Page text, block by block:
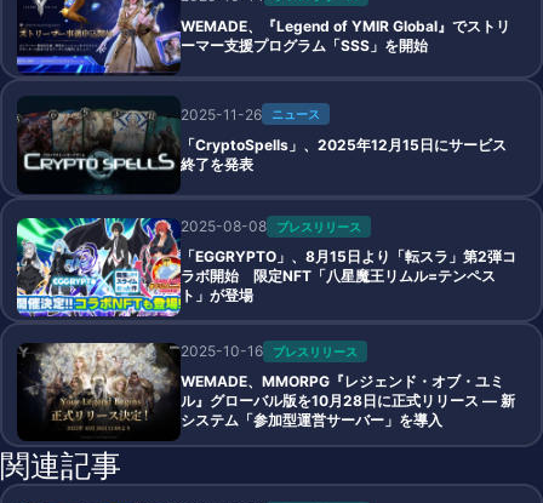
WEMADE、『Legend of YMIR Global』でストリ
ーマー支援プログラム「SSS」を開始
2025-11-26 ニュース
「CryptoSpells」、2025年12月15日にサービス
終了を発表
2025-08-08 プレスリリース
「EGGRYPTO」、8月15日より「転スラ」第2弾コ
ラボ開始 限定NFT「八星魔王リムル=テンペス
ト」が登場
2025-10-16 プレスリリース
WEMADE、MMORPG『レジェンド・オブ・ユミ
ル』グローバル版を10月28日に正式リリース ― 新
システム「参加型運営サーバー」を導入
関連記事